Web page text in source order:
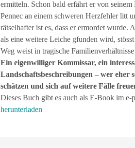
ermitteln. Schon bald erfährt er von seinem
Pennec an einem schweren Herzfehler litt
rätselhafter ist es, dass er ermordet wurde.
als eine weitere Leiche gfunden wird,
Weg weist in tragische
Ein eigenwilliger Kommissar, ein
Landschaftsbeschreibungen – wer
schätzen und sich auf weitere Fälle
Dieses Buch gibt es auch als E-Book im
herunterladen